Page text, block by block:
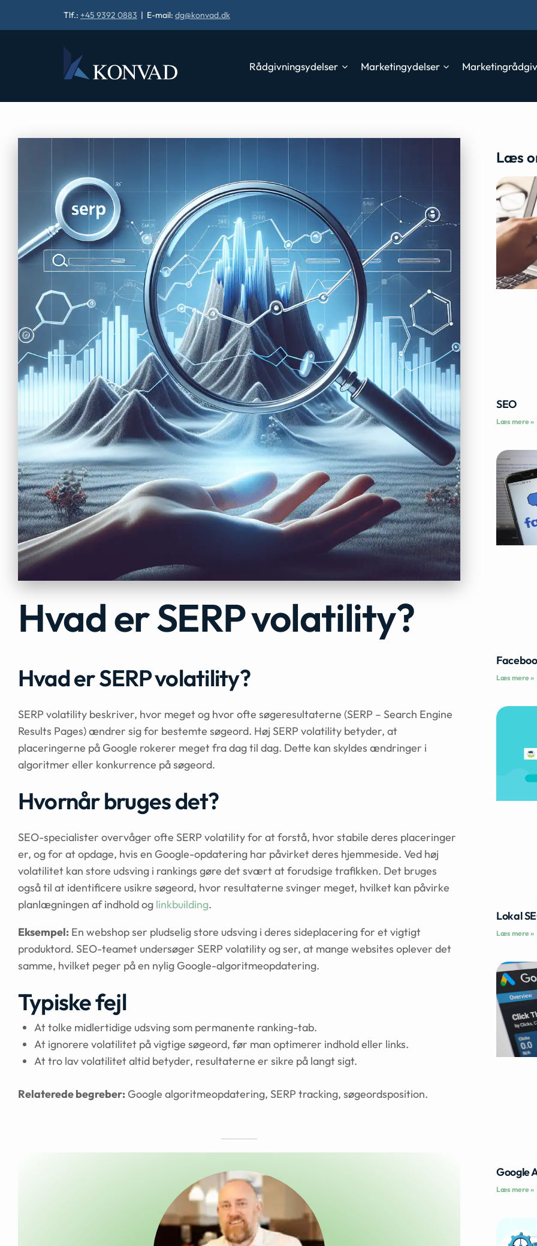
Tlf.: +45 9392 0883 | E-mail: dg@konvad.dk
Rådgivningsydelser Marketingydelser
Hvad er SERP volatility?
Hvad er SERP volatility?
SERP volatility beskriver, hvor meget og hvor ofte søgeresultaterne (SERP – Search Engine
Results Pages) ændrer sig for bestemte søgeord. Høj SERP volatility betyder, at
placeringerne på Google rokerer meget fra dag til dag. Dette kan skyldes ændringer i
algoritmer eller konkurrence på søgeord.
Hvornår bruges det?
SEO-specialister overvåger ofte SERP volatility for at forstå, hvor stabile deres placeringer
er, og for at opdage, hvis en Google-opdatering har påvirket deres hjemmeside. Ved høj
volatilitet kan store udsving i rankings gøre det svært at forudsige trafikken. Det bruges
også til at identificere usikre søgeord, hvor resultaterne svinger meget, hvilket kan påvirke
planlægningen af indhold og linkbuilding.
Eksempel: En webshop ser pludselig store udsving i deres sideplacering for et vigtigt
produktord. SEO-teamet undersøger SERP volatility og ser, at mange websites oplever det
samme, hvilket peger på en nylig Google-algoritmeopdatering.
Typiske fejl
At tolke midlertidige udsving som permanente ranking-tab.
At ignorere volatilitet på vigtige søgeord, før man optimerer indhold eller links.
At tro lav volatilitet altid betyder, resultaterne er sikre på langt sigt.
Relaterede begreber: Google algoritmeopdatering, SERP tracking, søgeordsposition.
Læs
SEO
Læs mere »
Læs mere »
Lokal
Læs mere »
Google
Læs mere »